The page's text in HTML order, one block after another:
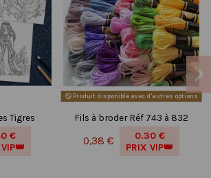
Tigres
€
Produit disponible avec d'autres options
Fils à broder Réf 743 à 832
0,38 €
0.30 €
PRIX VIP👑